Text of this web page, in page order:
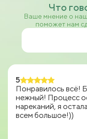
Что
Ваше мнение о
поможет нам
5
Понравилось всё!
нежный! Процесс
нареканий, я
всем большое!))